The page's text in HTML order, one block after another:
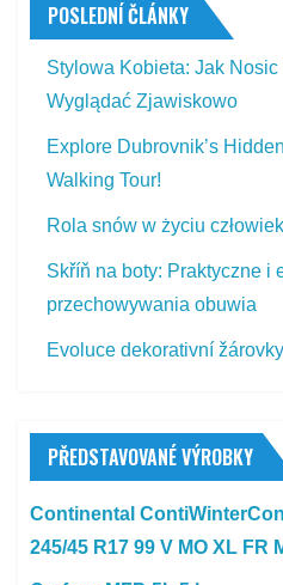
POSLEDNÍ ČLÁNKY
Stylowa Kobieta: Jak
Wyglądać Zjawiskowo
Explore Dubrovnik’s
Walking Tour!
Rola snów w życiu
Skříň na boty: Praktyczne i
przechowywania obuwia
Evoluce dekorativní
PŘEDSTAVOVANÉ VÝROBKY
Continental
245/45 R17 99 V MO XL FR